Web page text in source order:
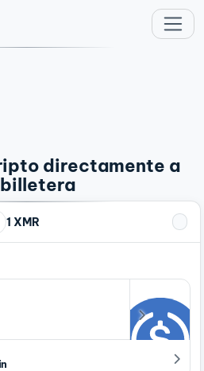
directamente a
1 XMR